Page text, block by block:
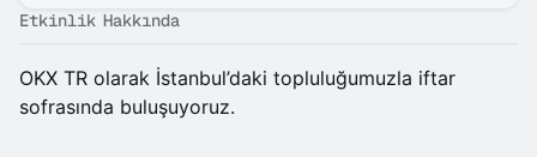
Etkinlik Hakkında
OKX TR olarak İstanbul’daki topluluğumuzla iftar
sofrasında buluşuyoruz.